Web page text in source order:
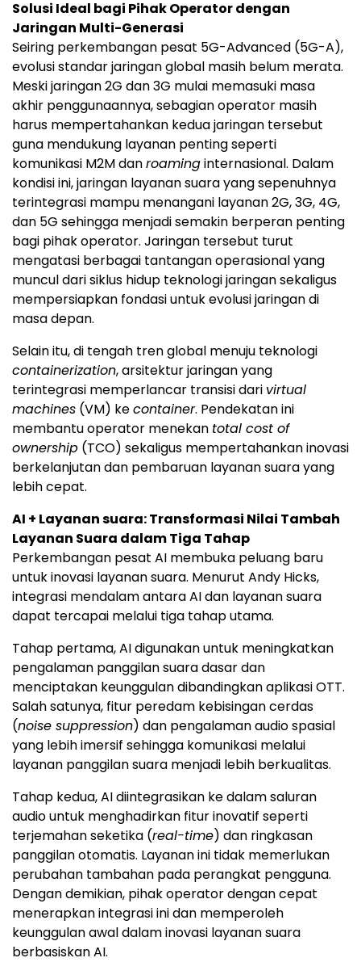
Solusi Ideal bagi Pihak Operator dengan
Jaringan Multi-Generasi
Seiring perkembangan pesat 5G-Advanced (5G-A),
evolusi standar jaringan global masih belum merata.
Meski jaringan 2G dan 3G mulai memasuki masa
akhir penggunaannya, sebagian operator masih
harus mempertahankan kedua jaringan tersebut
guna mendukung layanan penting seperti
komunikasi M2M danroaminginternasional. Dalam
kondisi ini, jaringan layanan suara yang sepenuhnya
terintegrasi mampu menangani layanan 2G, 3G, 4G,
dan 5G sehingga menjadi semakin berperan penting
bagi pihak operator. Jaringan tersebut turut
mengatasi berbagai tantangan operasional yang
muncul dari siklus hidup teknologi jaringan sekaligus
mempersiapkan fondasi untuk evolusi jaringan di
masa depan.
Selain itu, di tengah tren global menuju teknologi
containerization, arsitektur jaringan yang
terintegrasi memperlancar transisi dari virtual
machines (VM) kecontainer. Pendekatan ini
membantu operator menekan total cost of
ownership (TCO) sekaligus mempertahankan inovasi
berkelanjutan dan pembaruan layanan suara yang
lebih cepat.
AI + Layanan suara: Transformasi Nilai Tambah
Layanan Suara dalam Tiga Tahap
Perkembangan pesat AI membuka peluang baru
untuk inovasi layanan suara. Menurut Andy Hicks,
integrasi mendalam antara AI dan layanan suara
dapat tercapai melalui tiga tahap utama.
Tahap pertama, AI digunakan untuk meningkatkan
pengalaman panggilan suara dasar dan
menciptakan keunggulan dibandingkan aplikasi OTT.
Salah satunya, fitur peredam kebisingan cerdas
(noise suppression) dan pengalaman audio spasial
yang lebih imersif sehingga komunikasi melalui
layanan panggilan suara menjadi lebih berkualitas.
Tahap kedua, AI diintegrasikan ke dalam saluran
audio untuk menghadirkan fitur inovatif seperti
terjemahan seketika (real-time) dan ringkasan
panggilan otomatis. Layanan ini tidak memerlukan
perubahan tambahan pada perangkat pengguna.
Dengan demikian, pihak operator dengan cepat
menerapkan integrasi ini dan memperoleh
keunggulan awal dalam inovasi layanan suara
berbasiskan AI.